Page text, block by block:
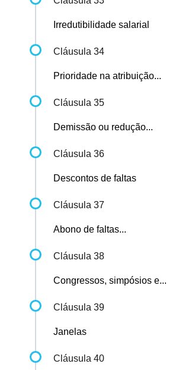
Irredutibilidade salarial
Cláusula 34
Prioridade na atribuição...
Cláusula 35
Demissão ou redução...
Cláusula 36
Descontos de faltas
Cláusula 37
Abono de faltas...
Cláusula 38
Congressos, simpósios e...
Cláusula 39
Janelas
Cláusula 40